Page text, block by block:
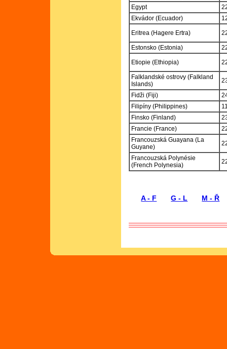
Egypt
Ekvádor (Ecuador)
Eritrea (Hagere Ertra)
Estonsko (Estonia)
Etiopie (Ethiopia)
Falklandské ostrovy (Falkland
Islands)
Fidži (Fiji)
Filipíny (Philippines)
Finsko (Finland)
Francie (France)
Francouzská Guayana (La
Guyane)
Francouzská Polynésie
(French Polynesia)
A - F G - L M - Ř